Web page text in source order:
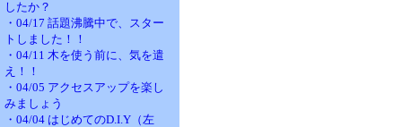
したか？
・04/17 話題沸騰中で、スター
トしました！！
・04/11 木を使う前に、気を遣
え！！
・04/05 アクセスアップを楽し
みましょう
・04/04 はじめてのD.I.Y（左